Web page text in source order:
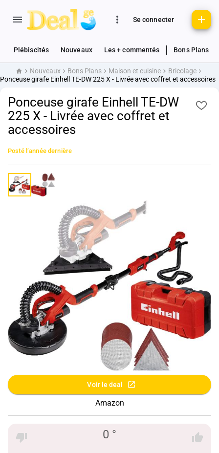
Se connecter
Plébiscités Nouveaux Les + commentés Bons Plans
AccueilNouveaux Bons Plans Maison et cuisine
Bricolage
Ponceuse girafe Einhell TE-DW 225 X - Livrée avec coffret et accessoires
Ponceuse girafe Einhell TE-DW
225 X - Livrée avec coffret et
accessoires
Posté l’année dernière
Voir le deal
Amazon
0 °